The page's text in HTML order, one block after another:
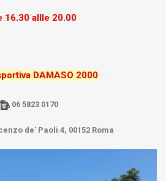
16.30 allle 20.00
DAMASO 2000
06 5823 0170
de' Paoli 4, 00152 Roma